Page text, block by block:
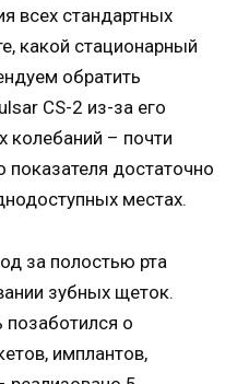
всех стандартных
какой стационарный
обратить
CS-2 из-за его
колебаний – почти
показателя достаточно
местах.
за полостью рта
зубных щеток.
позаботился о
имплантов,